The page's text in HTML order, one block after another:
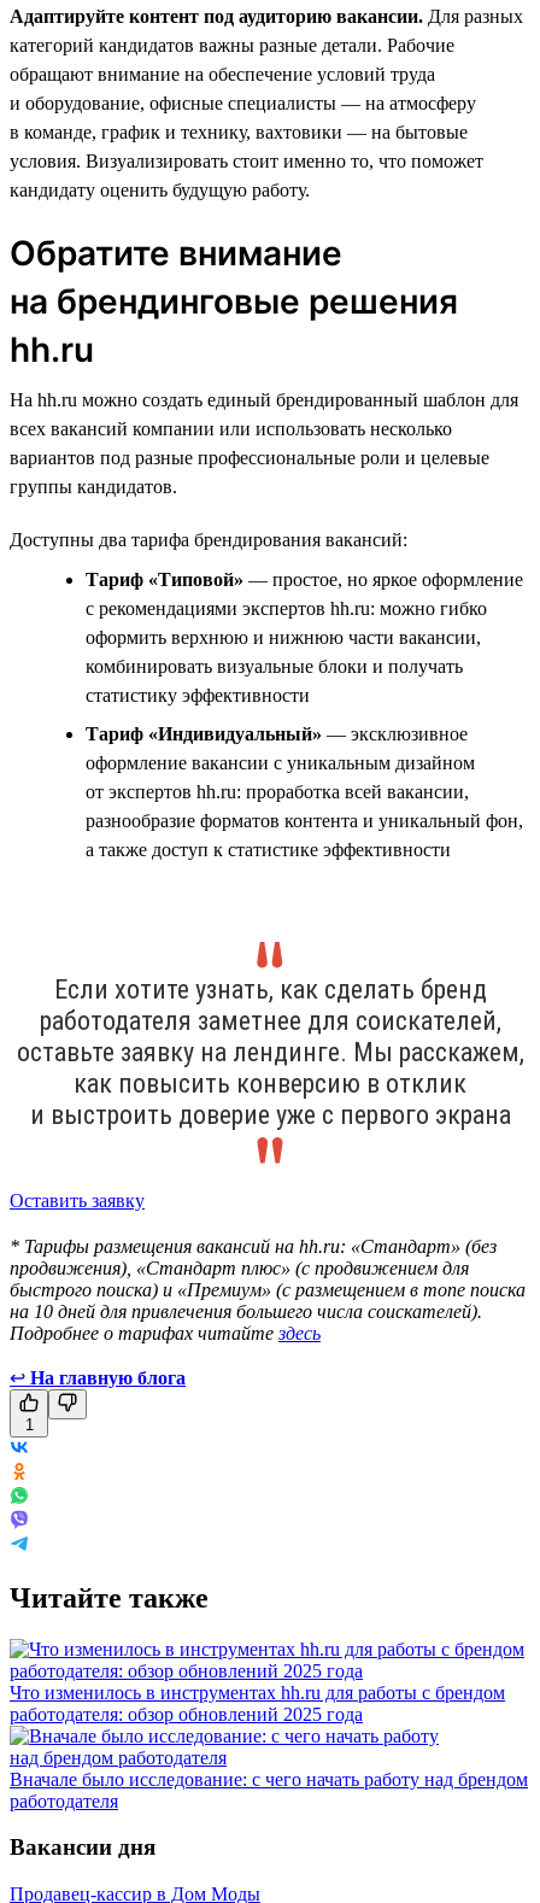
Адаптируйте контент под аудиторию вакансии. Для разных
категорий кандидатов важны разные детали. Рабочие
обращают внимание на обеспечение условий труда
и оборудование, офисные специалисты — на атмосферу
в команде, график и технику, вахтовики — на бытовые
условия. Визуализировать стоит именно то, что поможет
кандидату оценить будущую работу.
Обратите внимание
на брендинговые решения
hh.ru
На hh.ru можно создать единый брендированный шаблон для
всех вакансий компании или использовать несколько
вариантов под разные профессиональные роли и целевые
группы кандидатов.
Доступны два тарифа брендирования вакансий:
Тариф «Типовой» — простое, но яркое оформление
с рекомендациями экспертов hh.ru: можно гибко
оформить верхнюю и нижнюю части вакансии,
комбинировать визуальные блоки и получать
статистику эффективности
Тариф «Индивидуальный» — эксклюзивное
оформление вакансии с уникальным дизайном
от экспертов hh.ru: проработка всей вакансии,
разнообразие форматов контента и уникальный фон,
а также доступ к статистике эффективности
Если хотите узнать, как сделать бренд
работодателя заметнее для соискателей,
оставьте заявку на лендинге. Мы расскажем,
как повысить конверсию в отклик
и выстроить доверие уже с первого экрана
Оставить заявку
* Тарифы размещения вакансий на hh.ru: «Стандарт» (без
продвижения), «Стандарт плюс» (с продвижением для
быстрого поиска) и «Премиум» (с размещением в топе поиска
на 10 дней для привлечения большего числа соискателей).
Подробнее о тарифах читайтездесь
↩ На главную блога
1
Читайте также
Что изменилось в инструментах hh.ru для работы с брендом
работодателя: обзор обновлений 2025 года
Вначале было исследование: с чего начать работу над брендом
работодателя
Вакансии дня
Продавец-кассир в Дом Моды